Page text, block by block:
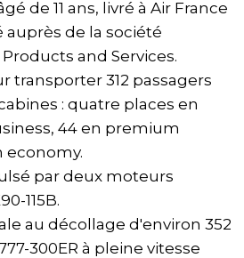
de 11 ans, livré à Air France
auprès de la société
and Services.
transporter 312 passagers
: quatre places en
44 en premium
economy.
par deux moteurs
115B.
au décollage d'environ 352
300ER à pleine vitesse